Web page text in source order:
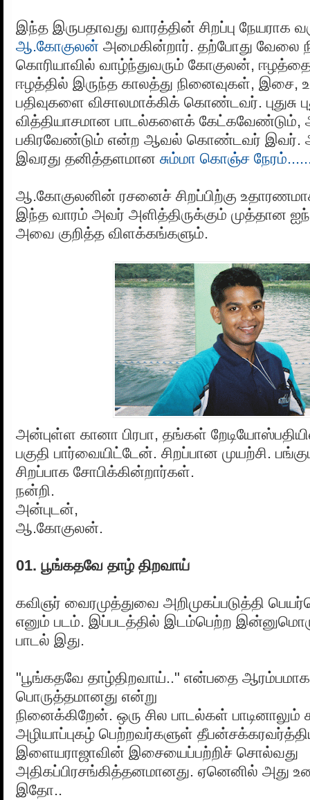
இந்த இருபதாவது வாரத்தின் சிறப்பு நேயராக
ஆ.கோகுலன் அமைகின்றார். தற்போது வேலை
கொரியாவில் வாழ்ந்துவரும் கோகுலன்,
ஈழத்தில் இருந்த காலத்து நினைவுகள், இசை,
பதிவுகளை விசாலமாக்கிக் கொண்டவர். புதுசு
வித்தியாசமான பாடல்களைக்
பகிரவேண்டும் என்ற ஆவல் கொண்டவர் இவர்.
இவரது தனித்தளமான சும்மா கொஞ்ச
ஆ.கோகுலனின் ரசனைச் சிறப்பிற்கு
இந்த வாரம் அவர் அளித்திருக்கும் முத்தான
அவை குறித்த விளக்கங்களும்.
அன்புள்ள கானா பிரபா, தங்கள்
பகுதி பார்வையிட்டேன். சிறப்பான முயற்சி.
சிறப்பாக சோபிக்கின்றார்கள்.
நன்றி.
அன்புடன்,
ஆ.கோகுலன்.
01. பூங்கதவே தாழ் திறவாய்
கவிஞர் வைரமுத்துவை அறிமுகப்படுத்தி
எனும் படம். இப்படத்தில் இடம்பெற்ற
பாடல் இது.
"பூங்கதவே தாழ்திறவாய்.." என்பதை
பொருத்தமானது என்று
நினைக்கிறேன். ஒரு சில பாடல்கள் பாடினாலும்
அழியாப்புகழ் பெற்றவர்களுள்
இளையராஜாவின் இசையைப்பற்றிச் சொல்வது
அதிகப்பிரசங்கித்தனமானது. ஏனெனில் அது
இதோ..